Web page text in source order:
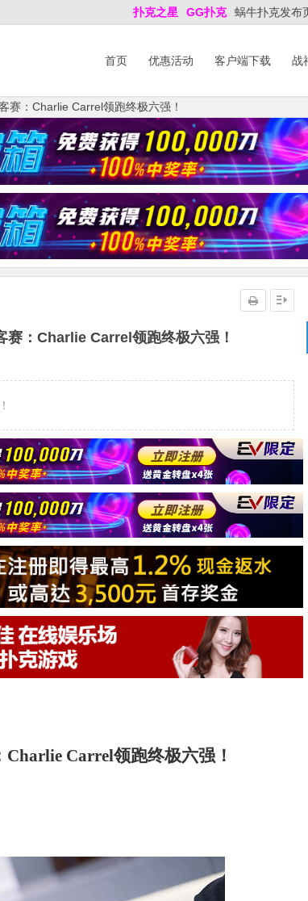
扑克之星 GG扑克 蜗牛扑克发布
首页 优惠活动 客户端下载 战
赛：Charlie Carrel领跑终极六强！
赛：Charlie Carrel领跑终极六强！
Carrel领跑终极六强！